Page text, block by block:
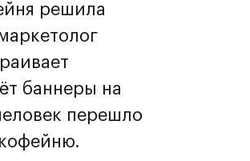
решила
баннеры на
перешло